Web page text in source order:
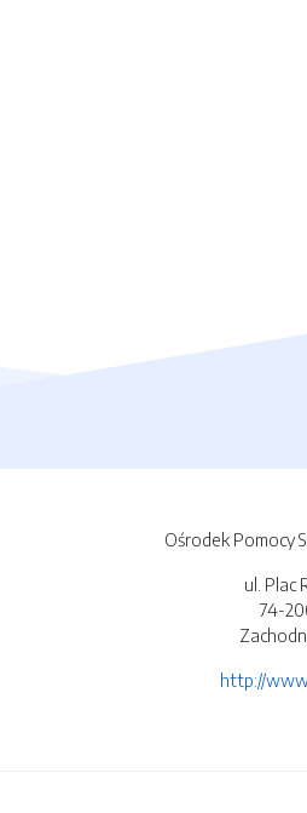
Ośrodek Pomocy
ul. Plac
74-
http://